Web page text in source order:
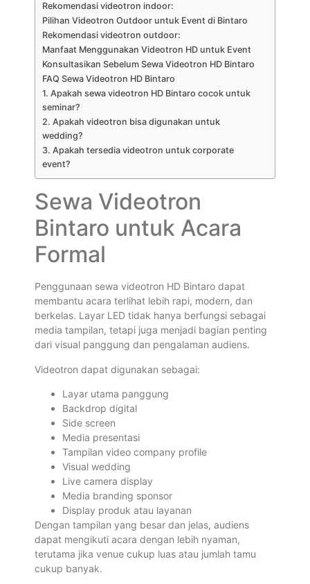
Rekomendasi videotron indoor:
Pilihan Videotron Outdoor untuk Event di Bintaro
Rekomendasi videotron outdoor:
Manfaat Menggunakan Videotron HD untuk Event
Konsultasikan Sebelum Sewa Videotron HD Bintaro
FAQ Sewa Videotron HD Bintaro
1. Apakah sewa videotron HD Bintaro cocok untuk
seminar?
2. Apakah videotron bisa digunakan untuk
wedding?
3. Apakah tersedia videotron untuk corporate
event?
Sewa Videotron
Bintaro untuk Acara
Formal
Penggunaan sewa videotron HD Bintaro dapat
membantu acara terlihat lebih rapi, modern, dan
berkelas. Layar LED tidak hanya berfungsi sebagai
media tampilan, tetapi juga menjadi bagian penting
dari visual panggung dan pengalaman audiens.
Videotron dapat digunakan sebagai:
Layar utama panggung
Backdrop digital
Side screen
Media presentasi
Tampilan video company profile
Visual wedding
Live camera display
Media branding sponsor
Display produk atau layanan
Dengan tampilan yang besar dan jelas, audiens
dapat mengikuti acara dengan lebih nyaman,
terutama jika venue cukup luas atau jumlah tamu
cukup banyak.